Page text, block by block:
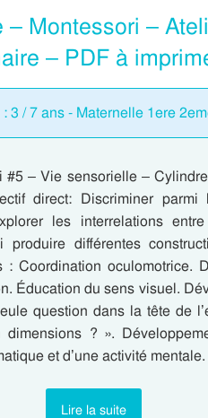
Montessori –
– PDF à
3 / 7 ans - Maternelle 1ere
#5 – Vie sensorielle –
direct: Discriminer parmi
les interrelations
différentes
: Coordination oculomotrice.
Éducation du sens visuel.
question dans la tête de
? ».
et d’une activité
Lire la suite